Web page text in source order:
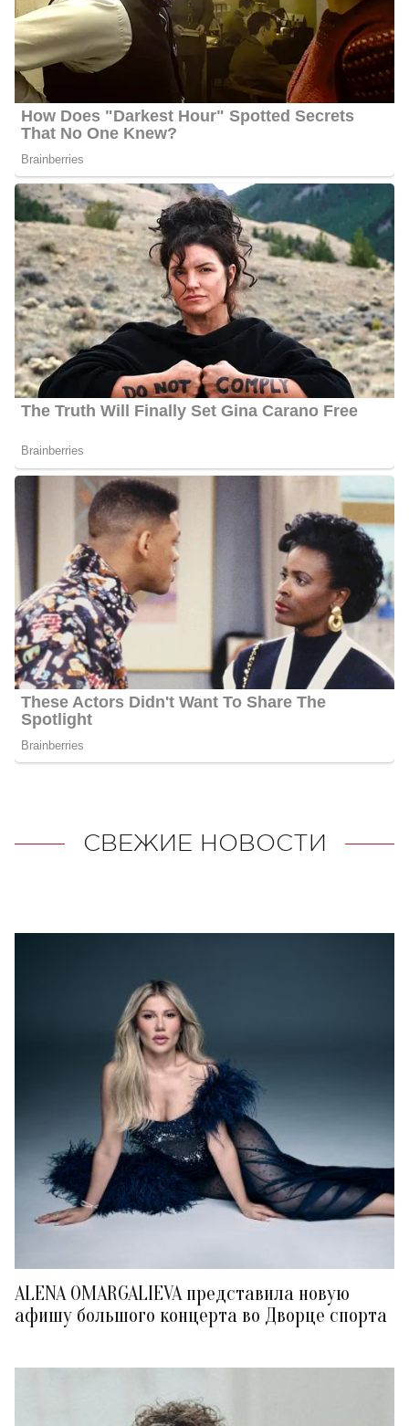
СВЕЖИЕ НОВОСТИ
ALENA OMARGALIEVA представила новую
афишу большого концерта во Дворце спорта